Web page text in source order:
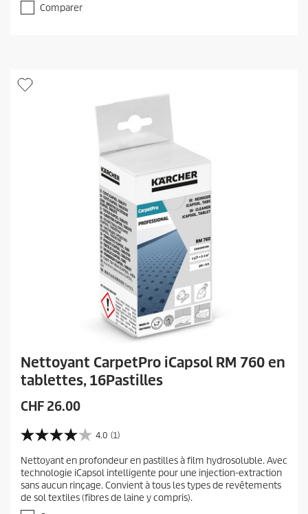
t
s
.
Comparer
Nettoyant CarpetPro iCapsol RM 760 en
tablettes, 16Pastilles
P
i
a
c
t
CHF 26.00
4.0 (1)
4
0
s
u
r
Nettoyant en profondeur en pastilles à film hydrosoluble. Avec
technologie iCapsol intelligente pour une injection-extraction
sans aucun rinçage. Convient à tous les types de revêtements
de sol textiles (fibres de laine y compris).